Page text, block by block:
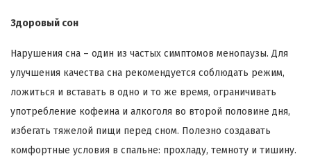
Здоровый сон
Нарушения сна – один из частых симптомов менопаузы. Для
улучшения качества сна рекомендуется соблюдать режим,
ложиться и вставать в одно и то же время, ограничивать
употребление кофеина и алкоголя во второй половине дня,
избегать тяжелой пищи перед сном. Полезно создавать
комфортные условия в спальне: прохладу, темноту и тишину.